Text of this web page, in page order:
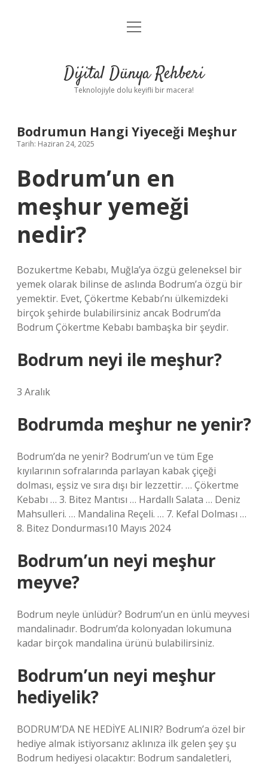
Anasayfa
Yasal Uyarı
menüyü
Dijital Dünya Rehberi
Teknolojiyle dolu keyifli bir macera!
Bodrumun Hangi Yiyeceği Meşhur
Tarih: Haziran 24, 2025
Bodrum’un en
meşhur yemeği
nedir?
Bozukertme Kebabı, Muğla’ya özgü geleneksel bir
yemek olarak bilinse de aslında Bodrum’a özgü bir
yemektir. Evet, Çökertme Kebabı’nı ülkemizdeki
birçok şehirde bulabilirsiniz ancak Bodrum’da
Bodrum Çökertme Kebabı bambaşka bir şeydir.
Bodrum neyi ile meşhur?
3 Aralık
Bodrumda meşhur ne yenir?
Bodrum’da ne yenir? Bodrum’un ve tüm Ege
kıyılarının sofralarında parlayan kabak çiçeği
dolması, eşsiz ve sıra dışı bir lezzettir. … Çökertme
Kebabı … 3. Bitez Mantısı … Hardallı Salata … Deniz
Mahsulleri. … Mandalina Reçeli. … 7. Kefal Dolması …
8. Bitez Dondurması10 Mayıs 2024
Bodrum’un neyi meşhur
meyve?
Bodrum neyle ünlüdür? Bodrum’un en ünlü meyvesi
mandalinadır. Bodrum’da kolonyadan lokumuna
kadar birçok mandalina ürünü bulabilirsiniz.
Bodrum’un neyi meşhur
hediyelik?
BODRUM’DA NE HEDİYE ALINIR? Bodrum’a özel bir
hediye almak istiyorsanız aklınıza ilk gelen şey şu
Bodrum hediyesi olacaktır: Bodrum sandaletleri,